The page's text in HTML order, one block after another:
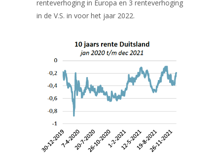
renteverhoging in Europa en 3 renteverhoging
in de V.S. in voor het jaar 2022.